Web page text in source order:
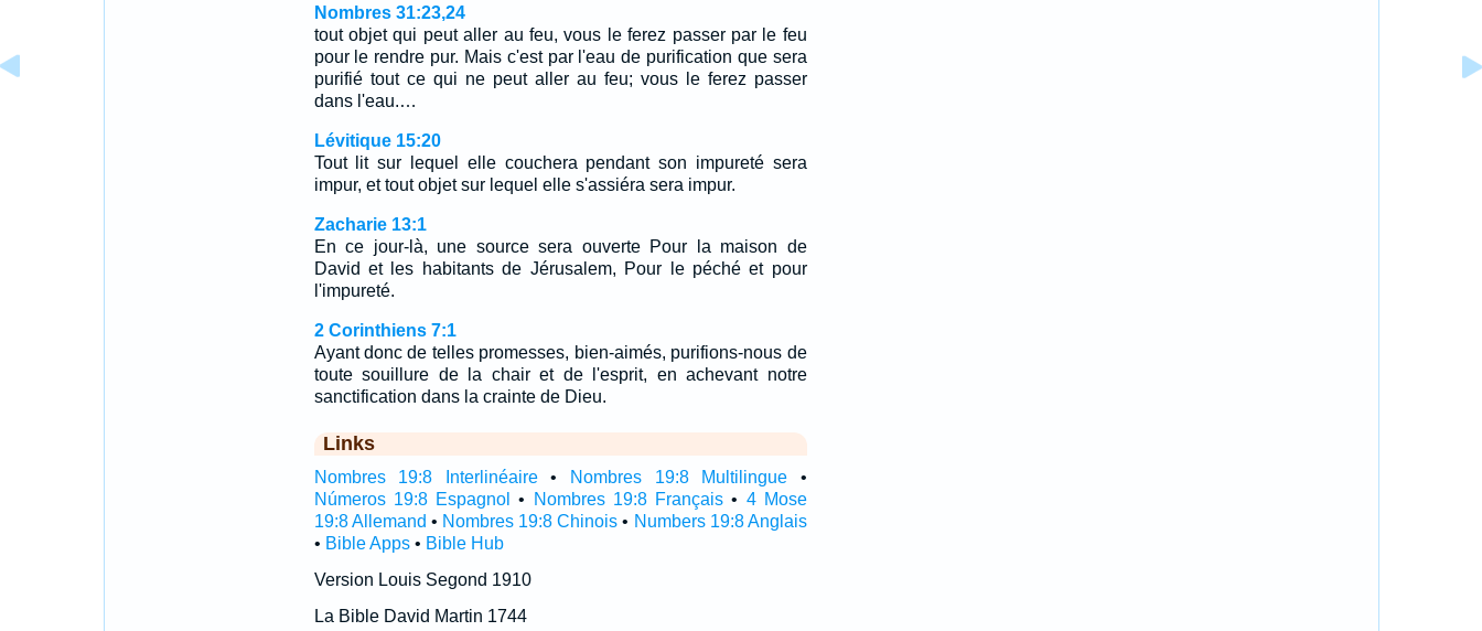
Nombres 31:23,24
tout objet qui peut aller au feu, vous le ferez passer par le feu
pour le rendre pur. Mais c'est par l'eau de purification que sera
purifié tout ce qui ne peut aller au feu; vous le ferez passer
dans l'eau.…
Lévitique 15:20
Tout lit sur lequel elle couchera pendant son impureté sera
impur, et tout objet sur lequel elle s'assiéra sera impur.
Zacharie 13:1
En ce jour-là, une source sera ouverte Pour la maison de
David et les habitants de Jérusalem, Pour le péché et pour
l'impureté.
2 Corinthiens 7:1
Ayant donc de telles promesses, bien-aimés, purifions-nous de
toute souillure de la chair et de l'esprit, en achevant notre
sanctification dans la crainte de Dieu.
Links
Nombres 19:8 Interlinéaire• Nombres 19:8 Multilingue •
Números 19:8 Espagnol
• Nombres 19:8 Français • 4 Mose
19:8 Allemand • Nombres 19:8 Chinois • Numbers 19:8 Anglais
• Bible Apps• Bible Hub
Version Louis Segond 1910
La Bible David Martin 1744